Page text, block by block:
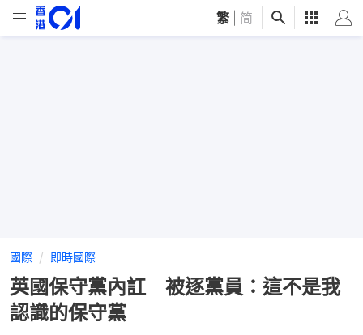
繁 简
國際 即時國際
英國保守黨內訌 被逐黨員：這不是我
認識的保守黨